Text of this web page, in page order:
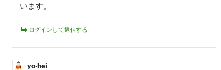
います。
ログインして返信する
yo-hei